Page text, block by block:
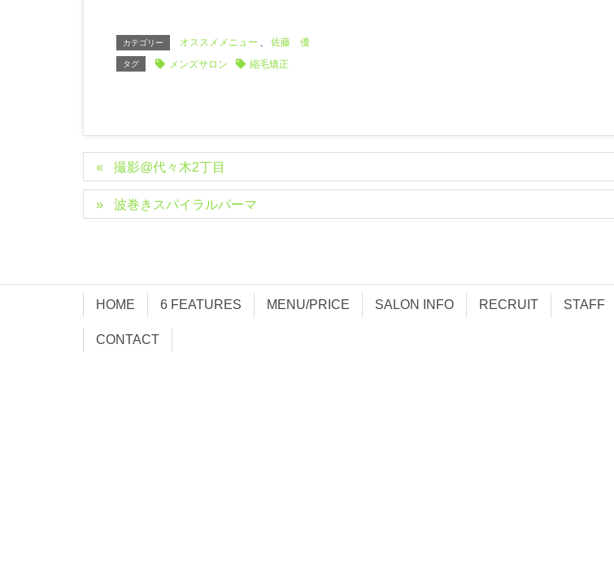
カテゴリー オススメメニュー 、 佐藤 優
タグ メンズサロン 縮毛矯正
撮影@代々木2丁目
波巻きスパイラルパーマ
HOME 6 FEATURES MENU/PRICE SALON INFO RECRUIT STAFF
CONTACT